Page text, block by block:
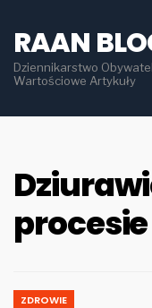
RAAN
Dziennikarstwo
Wartościowe Artykuły
ZDROWIE